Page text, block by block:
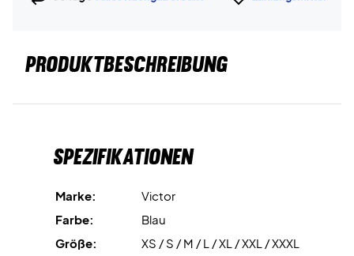
PRODUKTBESCHREIBUNG
Spezifikationen
Marke:
Victor
Farbe:
Blau
Größe:
XS / S / M / L / XL / XXL / XXXL